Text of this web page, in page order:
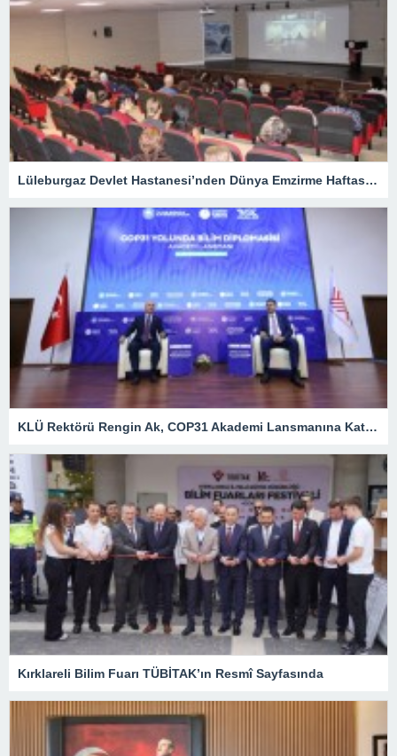
Lüleburgaz Devlet Hastanesi’nden Dünya Emzirme Haftası Katılımı
KLÜ Rektörü Rengin Ak, COP31 Akademi Lansmanına Katıldı
Kırklareli Bilim Fuarı TÜBİTAK’ın Resmî Sayfasında